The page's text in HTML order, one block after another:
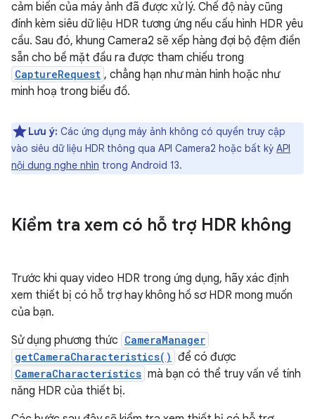
cảm biến của máy ảnh đã được xử lý. Chế độ này cũng
đính kèm siêu dữ liệu HDR tương ứng nếu cấu hình HDR yêu
cầu. Sau đó, khung Camera2 sẽ xếp hàng đợi bộ đệm điền
sẵn cho bề mặt đầu ra được tham chiếu trong
CaptureRequest , chẳng hạn như màn hình hoặc như
minh hoạ trong biểu đồ.
Lưu ý: Các ứng dụng máy ảnh không có quyền truy cập
vào siêu dữ liệu HDR thông qua API Camera2 hoặc bất kỳ API
nội dung nghe nhìn trong Android 13.
Kiểm tra xem có hỗ trợ HDR không
Trước khi quay video HDR trong ứng dụng, hãy xác định
xem thiết bị có hỗ trợ hay không hồ sơ HDR mong muốn
của bạn.
Sử dụng phương thức CameraManager
getCameraCharacteristics() để có được
CameraCharacteristics mà bạn có thể truy vấn về tính
năng HDR của thiết bị.